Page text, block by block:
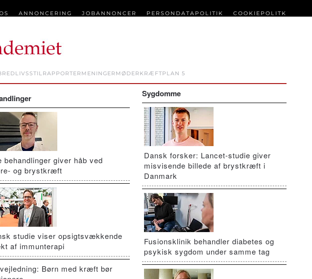
ANNONCERING JOBANNONCER PERSONDATAPOLITIK COOKIEPOLITK
LIVSSTILRAPPORTER MENINGER MØDER KRÆFTPLAN 5
behandlinger giver håb ved
og brystkræft
studie viser opsigtsvækkende
af immunterapi
Børn med kræft bør
Sygdomme
Dansk forsker: Lancet-studie giver
misvisende billede af brystkræft i
Danmark
Fusionsklinik behandler diabetes og
psykisk sygdom under samme tag